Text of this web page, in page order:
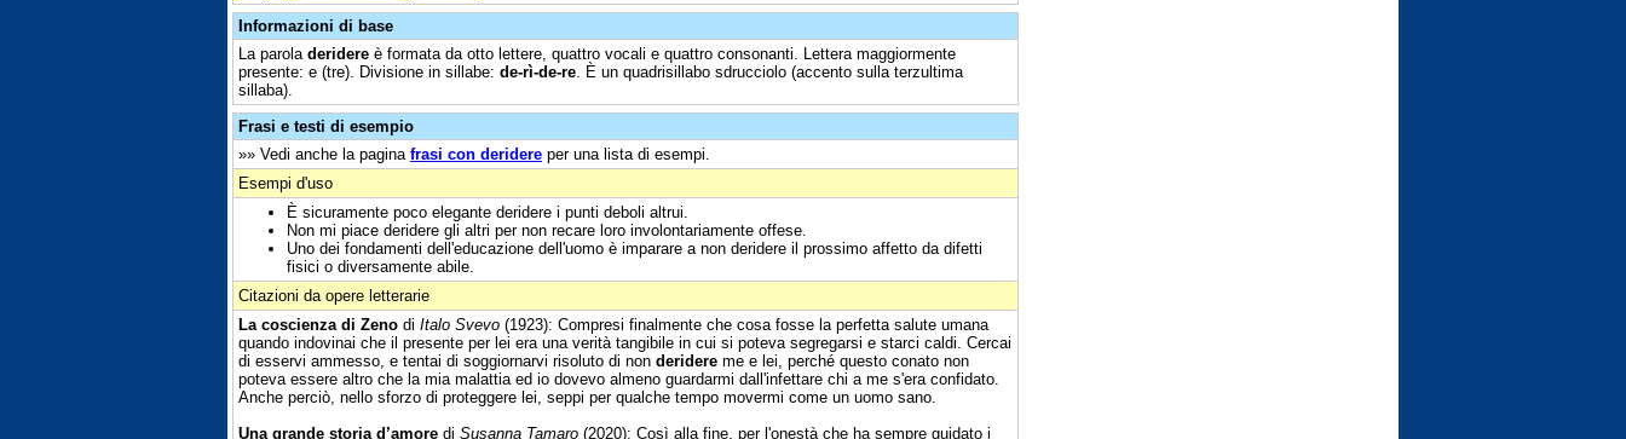
Informazioni di base
La parola deridere è formata da otto lettere, quattro vocali e quattro consonanti. Lettera maggiormente
presente: e (tre). Divisione in sillabe: de-rì-de-re . È un quadrisillabo sdrucciolo (accento sulla terzultima
sillaba).
Frasi e testi di esempio
»» Vedi anche la pagina frasi con deridere per una lista di esempi.
Esempi d'uso
È sicuramente poco elegante deridere i punti deboli altrui.
Non mi piace deridere gli altri per non recare loro involontariamente offese.
Uno dei fondamenti dell'educazione dell'uomo è imparare a non deridere il prossimo affetto da difetti
fisici o diversamente abile.
Citazioni da opere letterarie
La coscienza di Zeno di Italo Svevo (1923): Compresi finalmente che cosa fosse la perfetta salute umana
quando indovinai che il presente per lei era una verità tangibile in cui si poteva segregarsi e starci caldi. Cercai
di esservi ammesso, e tentai di soggiornarvi risoluto di non deridere me e lei, perché questo conato non
poteva essere altro che la mia malattia ed io dovevo almeno guardarmi dall'infettare chi a me s'era confidato.
Anche perciò, nello sforzo di proteggere lei, seppi per qualche tempo movermi come un uomo sano.
Una grande storia d’amore di Susanna Tamaro (2020): Così alla fine, per l'onestà che ha sempre guidato i